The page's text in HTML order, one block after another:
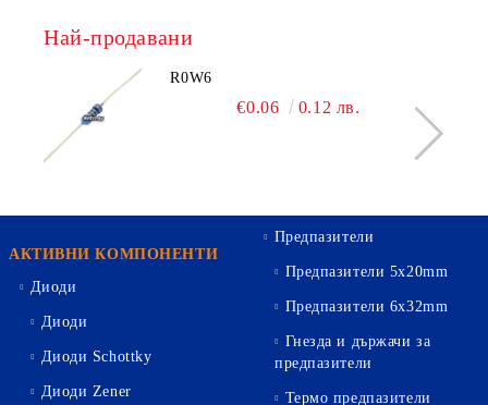
Най-продавани
R0W6
€0.06 0.12 лв.
АКТИВНИ КОМПОНЕНТИ
Диоди
Диоди
Диоди Schottky
Диоди Zener
Предпазители
Предпазители 5х20mm
Предпазители 6х32mm
Гнезда и държачи за
предпазители
Термо предпазители